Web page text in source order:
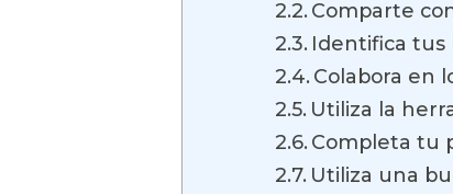
Comparte
Identifica tus
Colabora en
Utiliza la
Completa tu
Utiliza una